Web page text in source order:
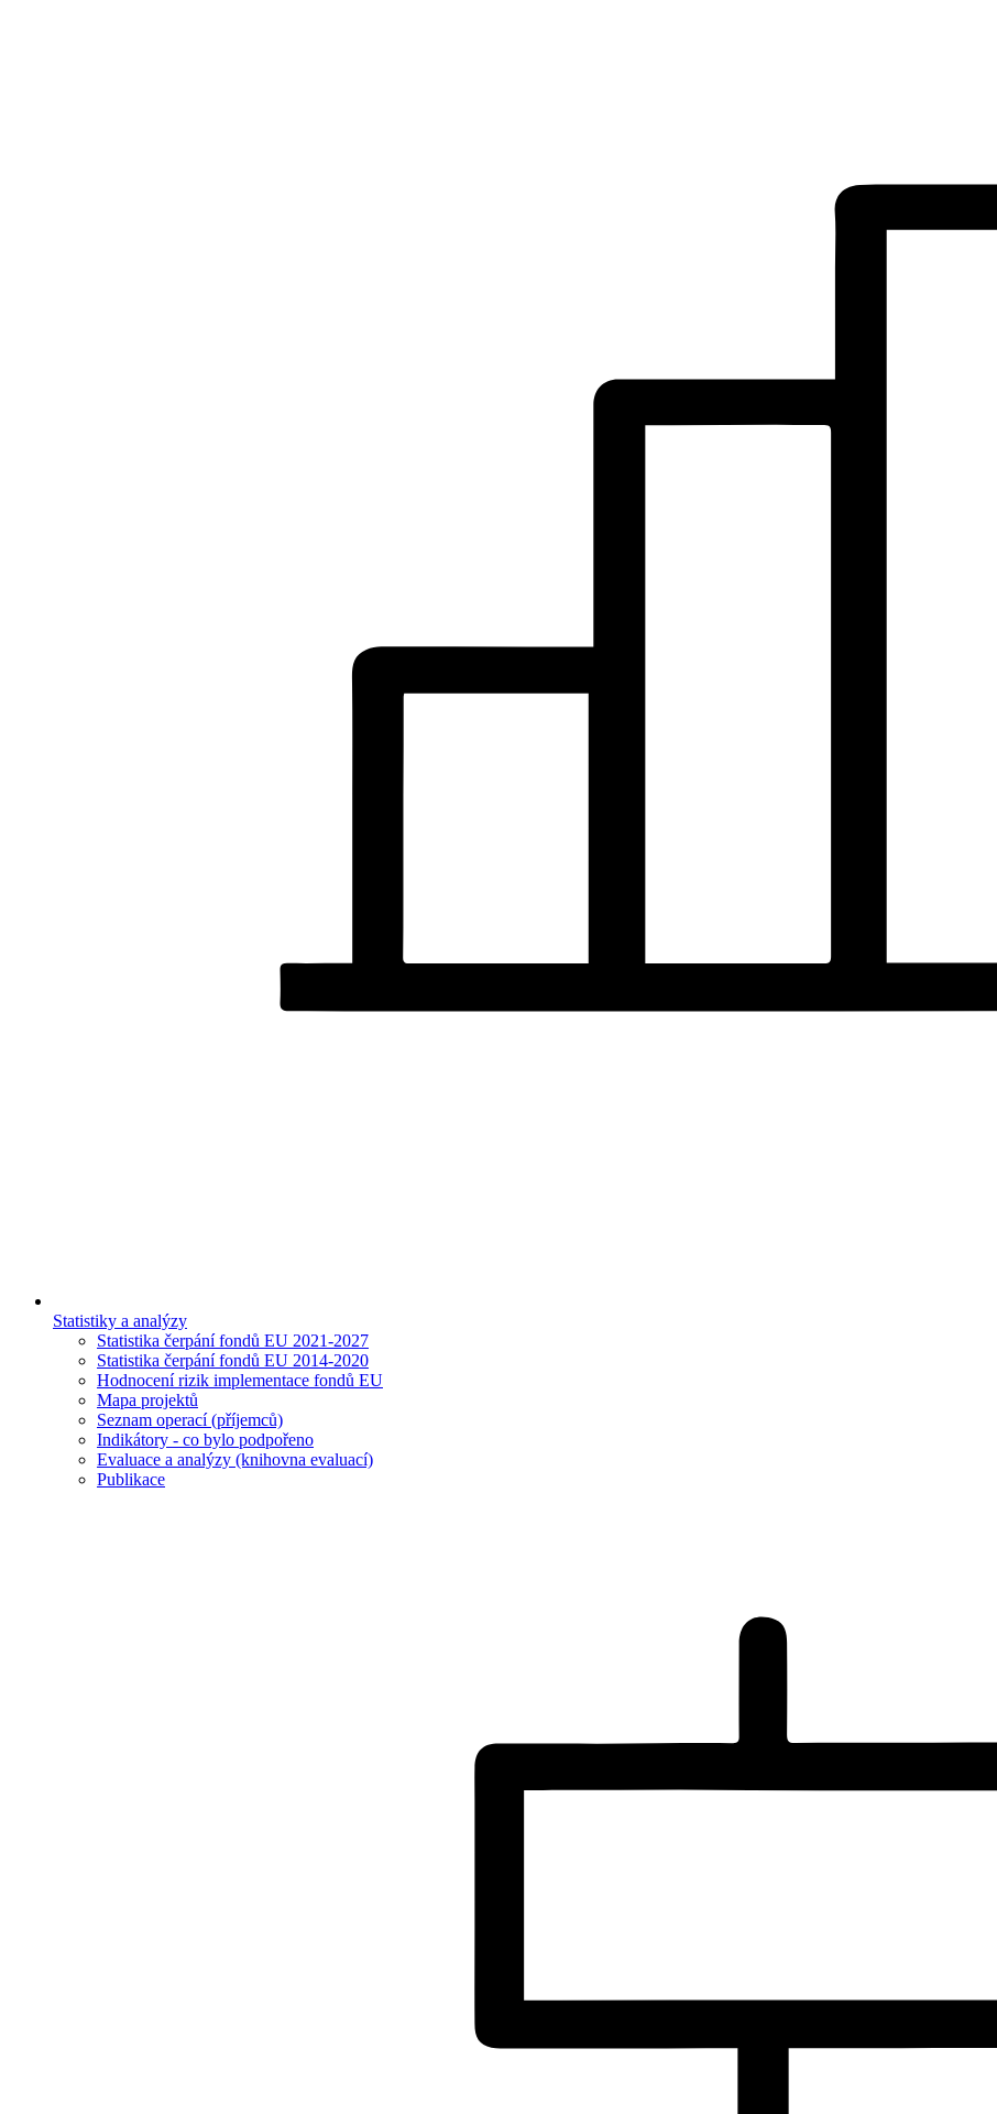
Statistiky a analýzy
Statistika čerpání fondů EU 2021-2027
Statistika čerpání fondů EU 2014-2020
Hodnocení rizik implementace fondů EU
Mapa projektů
Seznam operací (příjemců)
Indikátory - co bylo podpořeno
Evaluace a analýzy (knihovna evaluací)
Publikace